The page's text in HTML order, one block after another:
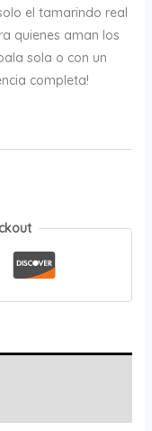
el tamarindo real
quienes aman los
sola o con un
completa!